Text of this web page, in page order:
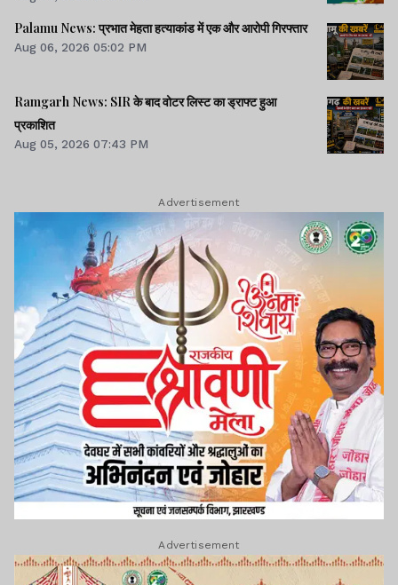
Palamu News: प्रभात मेहता हत्याकांड में एक और आरोपी गिरफ्तार
Aug 06, 2026 05:02 PM
Ramgarh News: SIR के बाद वोटर लिस्ट का ड्राफ्ट हुआ
प्रकाशित
Aug 05, 2026 07:43 PM
Advertisement
Advertisement